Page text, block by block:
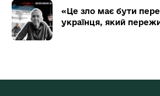
«Це зло має бути
українця, який